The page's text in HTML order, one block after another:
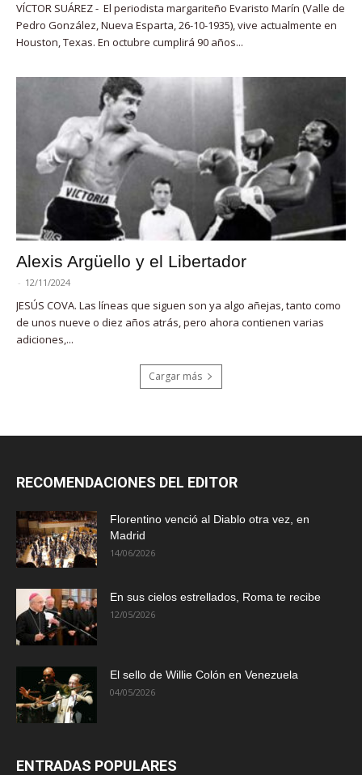
VÍCTOR SUÁREZ - El periodista margariteño Evaristo Marín (Valle de
Pedro González, Nueva Esparta, 26-10-1935), vive actualmente en
Houston, Texas. En octubre cumplirá 90 años...
Alexis Argüello y el Libertador
- 12/11/2024
JESÚS COVA. Las líneas que siguen son ya algo añejas, tanto como
de unos nueve o diez años atrás, pero ahora contienen varias
adiciones,...
Cargar más
RECOMENDACIONES DEL EDITOR
Florentino venció al Diablo otra vez, en
Madrid
14/06/2026
En sus cielos estrellados, Roma te recibe
12/05/2026
El sello de Willie Colón en Venezuela
04/05/2026
ENTRADAS POPULARES